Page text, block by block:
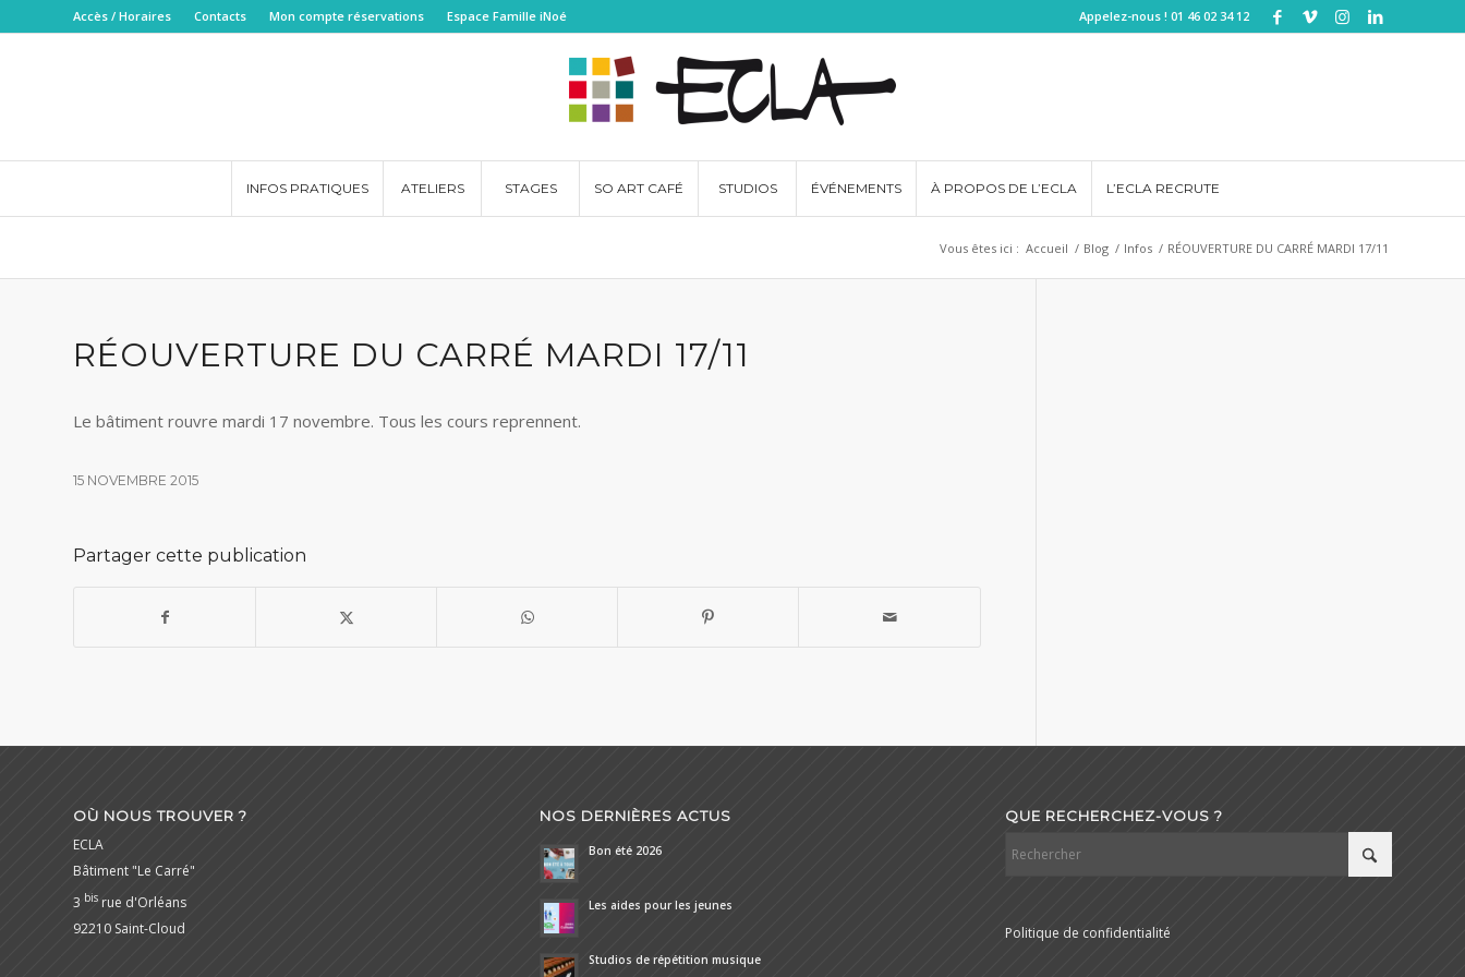
Accès / Horaires Contacts Mon compte réservations Espace Famille iNoé Appelez-nous ! 01 46 02 34 12
INFOS PRATIQUES ATELIERS STAGES SO ART CAFÉ STUDIOS ÉVÉNEMENTS À PROPOS DE L’ECLA L’ECLA RECRUTE
Vous êtes ici : Accueil / Blog / Infos / RÉOUVERTURE DU CARRÉ MARDI 17/11
RÉOUVERTURE DU CARRÉ MARDI 17/11
Le bâtiment rouvre mardi 17 novembre. Tous les cours reprennent.
15 NOVEMBRE 2015
Partager cette publication
OÙ NOUS TROUVER ?
ECLA
Bâtiment "Le Carré"
3 bis rue d'Orléans
92210 Saint-Cloud
NOS DERNIÈRES ACTUS
Bon été 2026
Les aides pour les jeunes
Studios de répétition musique
QUE RECHERCHEZ-VOUS ?
Politique de confidentialité